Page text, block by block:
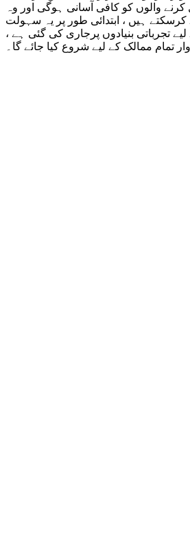
والوں کو کافی آسانی ہوگی اور وہ
ہیں ، ابتدائی طور پر یہ سہولت
تجرباتی بنیادوں پرجاری کی گئی ہے ،
تمام ممالک کے لیے شروع کیا جائے گا۔